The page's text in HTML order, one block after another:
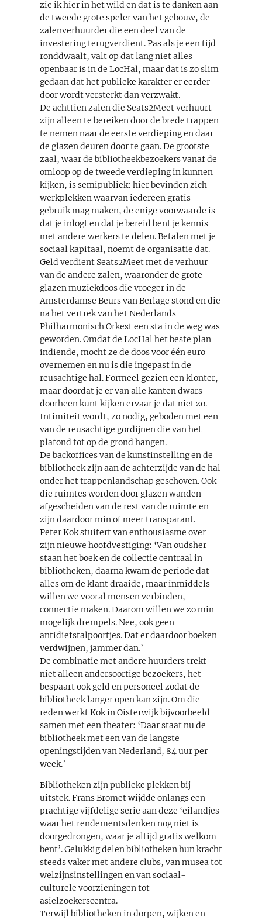
zie ik hier in het wild en dat is te danken aan
de tweede grote speler van het gebouw, de
zalenverhuurder die een deel van de
investering terugverdient. Pas als je een tijd
ronddwaalt, valt op dat lang niet alles
openbaar is in de LocHal, maar dat is zo slim
gedaan dat het publieke karakter er eerder
door wordt versterkt dan verzwakt.
De achttien zalen die Seats2Meet verhuurt
zijn alleen te bereiken door de brede trappen
te nemen naar de eerste verdieping en daar
de glazen deuren door te gaan. De grootste
zaal, waar de bibliotheekbezoekers vanaf de
omloop op de tweede verdieping in kunnen
kijken, is semipubliek: hier bevinden zich
werkplekken waarvan iedereen gratis
gebruik mag maken, de enige voorwaarde is
dat je inlogt en dat je bereid bent je kennis
met andere werkers te delen. Betalen met je
sociaal kapitaal, noemt de organisatie dat.
Geld verdient Seats2Meet met de verhuur
van de andere zalen, waaronder de grote
glazen muziekdoos die vroeger in de
Amsterdamse Beurs van Berlage stond en die
na het vertrek van het Nederlands
Philharmonisch Orkest een sta in de weg was
geworden. Omdat de LocHal het beste plan
indiende, mocht ze de doos voor één euro
overnemen en nu is die ingepast in de
reusachtige hal. Formeel gezien een klonter,
maar doordat je er van alle kanten dwars
doorheen kunt kijken ervaar je dat niet zo.
Intimiteit wordt, zo nodig, geboden met een
van de reusachtige gordijnen die van het
plafond tot op de grond hangen.
De backoffices van de kunstinstelling en de
bibliotheek zijn aan de achterzijde van de hal
onder het trappenlandschap geschoven. Ook
die ruimtes worden door glazen wanden
afgescheiden van de rest van de ruimte en
zijn daardoor min of meer transparant.
Peter Kok stuitert van enthousiasme over
zijn nieuwe hoofdvestiging: ‘Van oudsher
staan het boek en de collectie centraal in
bibliotheken, daarna kwam de periode dat
alles om de klant draaide, maar inmiddels
willen we vooral mensen verbinden,
connectie maken. Daarom willen we zo min
mogelijk drempels. Nee, ook geen
antidiefstalpoortjes. Dat er daardoor boeken
verdwijnen, jammer dan.’
De combinatie met andere huurders trekt
niet alleen andersoortige bezoekers, het
bespaart ook geld en personeel zodat de
bibliotheek langer open kan zijn. Om die
reden werkt Kok in Oisterwijk bijvoorbeeld
samen met een theater: ‘Daar staat nu de
bibliotheek met een van de langste
openingstijden van Nederland, 84 uur per
week.’
Bibliotheken zijn publieke plekken bij
uitstek. Frans Bromet wijdde onlangs een
prachtige vijfdelige serie aan deze ‘eilandjes
waar het rendementsdenken nog niet is
doorgedrongen, waar je altijd gratis welkom
bent’. Gelukkig delen bibliotheken hun kracht
steeds vaker met andere clubs, van musea tot
welzijnsinstellingen en van sociaal-
culturele voorzieningen tot
asielzoekerscentra.
Terwijl bibliotheken in dorpen, wijken en